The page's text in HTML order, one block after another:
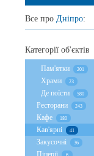
Все про Дніпро:
Категорії об'єктів
Пам'ятки 201
Храми 23
Де поїсти 580
Ресторани 243
Кафе 180
Кав'ярні 41
Закусочні 36
Піцерії